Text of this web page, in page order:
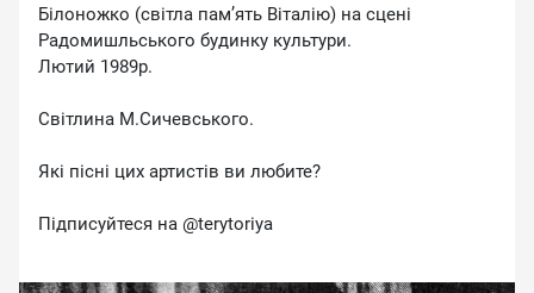
Білоножко (світла пам’ять Віталію) на сцені
Радомишльського будинку культури.
Лютий 1989р.
Світлина М.Сичевського.
Які пісні цих артистів ви любите?
Підписуйтеся на ​⁠@terytoriya